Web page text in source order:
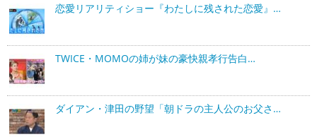
恋愛リアリティショー『わたしに残された恋愛』…
TWICE・MOMOの姉が妹の豪快親孝行告白…
ダイアン・津田の野望「朝ドラの主人公のお父さ…